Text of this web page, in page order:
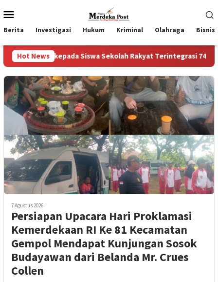
ke
kontenMobile
Berita Investigasi Hukum Kriminal Olahraga Bisnis
Hot News
kepada Siswa Sekolah Rakyat Terintegrasi 74 Kota Tual
7 Agustus 2026
Persiapan Upacara Hari Proklamasi
Kemerdekaan RI Ke 81 Kecamatan
Gempol Mendapat Kunjungan Sosok
Budayawan dari Belanda Mr. Crues
Collen